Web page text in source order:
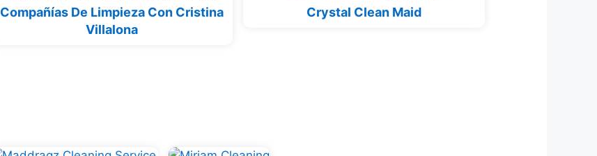
Compañías De Limpieza Con Cristina
Villalona
Crystal Clean Maid